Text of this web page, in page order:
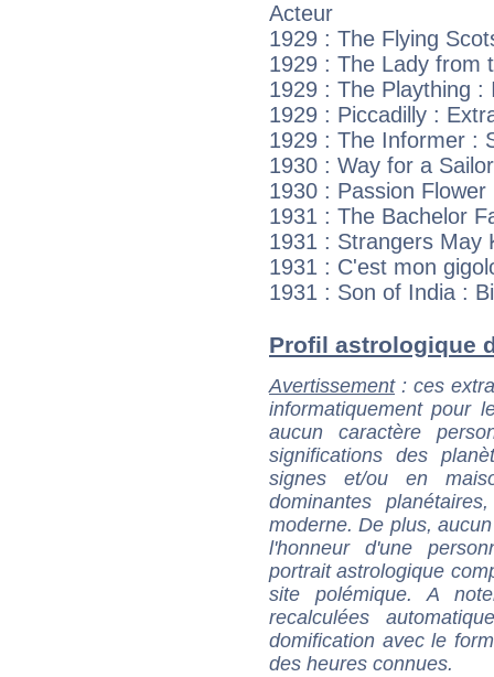
Acteur
1929 : The Flying
1929 : The Lady from
1929 : The Plaything :
1929 : Piccadilly :
1929 : The Informer :
1930 : Way for a
1930 : Passion
1931 : The Bachelor
1931 : Strangers May
1931 : C'est mon
1931 : Son of India :
Profil astrologique
Avertissement: ces
informatiquement pour
aucun caractère
significations des
signes et/ou en
dominantes
moderne. De plus,
l'honneur d'une
portrait astrologique
site polémique. A
recalculées
domification avec le
des heures connues.